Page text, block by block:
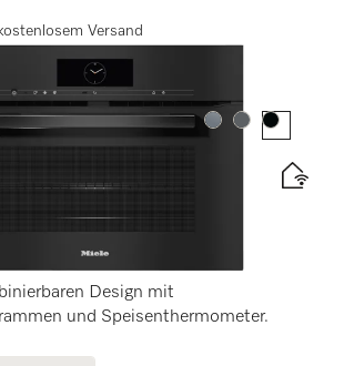
Versand
Farbe:Farbe:Farbe:
Mikrowelle
(2 Bewertungen)
Design mit
und Speisenthermometer.